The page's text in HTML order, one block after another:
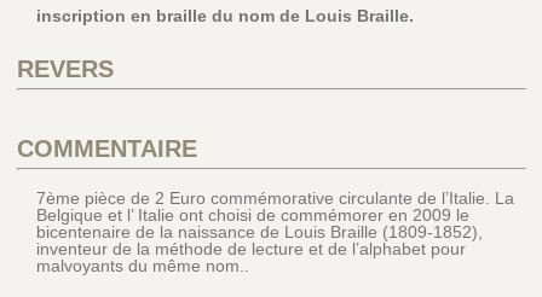
inscription en braille du nom de Louis Braille.
REVERS
COMMENTAIRE
7ème pièce de 2 Euro commémorative circulante de l’Italie. La
Belgique et l’ Italie ont choisi de commémorer en 2009 le
bicentenaire de la naissance de Louis Braille (1809-1852),
inventeur de la méthode de lecture et de l’alphabet pour
malvoyants du même nom..